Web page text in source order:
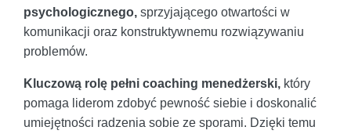
psychologicznego, sprzyjającego otwartości w
komunikacji oraz konstruktywnemu rozwiązywaniu
problemów.
Kluczową rolę pełni coaching menedżerski, który
pomaga liderom zdobyć pewność siebie i doskonalić
umiejętności radzenia sobie ze sporami. Dzięki temu